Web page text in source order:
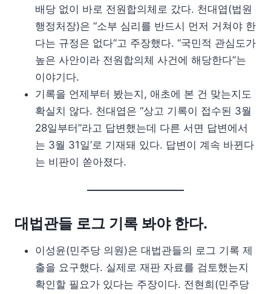
배당 없이 바로 전원합의체로 갔다. 천대엽(법원
행정처장)은 “소부 심리를 반드시 먼저 거쳐야 한
다는 규정은 없다”고 주장했다. “국민적 관심도가
높은 사안이라 전원합의체 사건에 해당한다”는
이야기다.
기록을 언제부터 봤는지, 애초에 본 건 맞는지도
확실치 않다. 천대엽은 “상고 기록이 접수된 3월
28일부터”라고 답변했는데 다른 서면 답변에서
는 3월 31일’로 기재돼 있다. 답변이 계속 바뀐다
는 비판이 쏟아졌다.
대법관들 로그 기록 봐야 한다.
이성윤(민주당 의원)은 대법관들의 로그 기록 제
출을 요구했다. 실제로 재판 자료를 검토했는지
확인할 필요가 있다는 주장이다. 전현희(민주당